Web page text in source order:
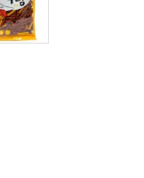
상품이 품절되었습니다.